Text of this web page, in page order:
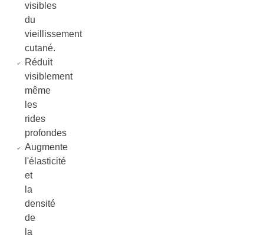
visibles
du
vieillissement
cutané.
Réduit
visiblement
même
les
rides
profondes
Augmente
l'élasticité
et
la
densité
de
la